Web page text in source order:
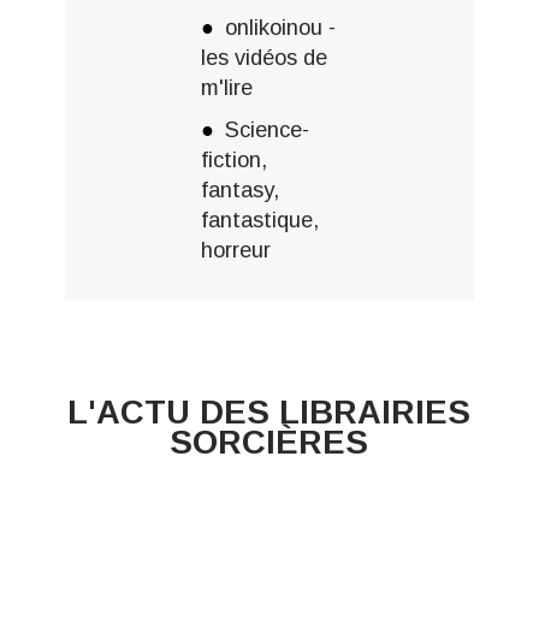
onlikoinou -
les vidéos de
m'lire
Science-
fiction,
fantasy,
fantastique,
horreur
L'ACTU DES LIBRAIRIES
SORCIÈRES